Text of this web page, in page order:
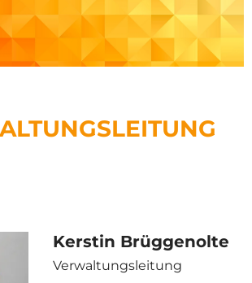
Kerstin Brüggenolte
Verwaltungsleitung